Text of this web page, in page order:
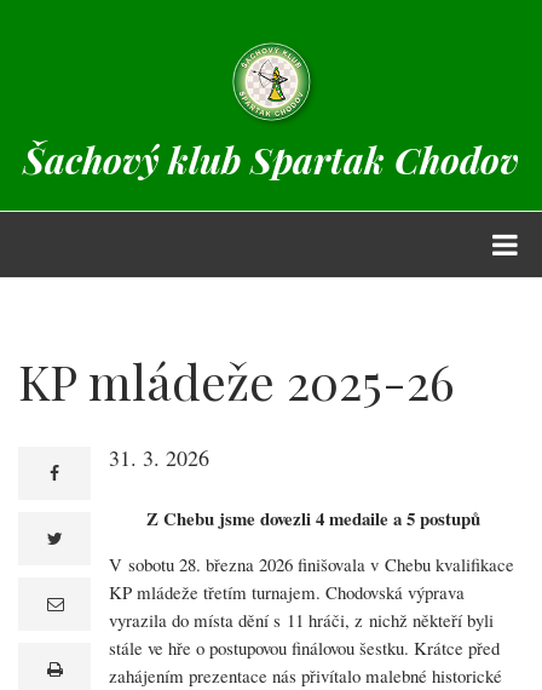
Šachový klub Spartak Chodov
KP mládeže 2025-26
facebook
twitter
iprint
31. 3. 2026
Z Chebu jsme dovezli 4 medaile a 5 postupů
V sobotu 28. března 2026 finišovala v Chebu kvalifikace
KP mládeže třetím turnajem. Chodovská výprava
vyrazila do místa dění s 11 hráči, z nichž někteří byli
stále ve hře o postupovou finálovou šestku. Krátce před
zahájením prezentace nás přivítalo malebné historické